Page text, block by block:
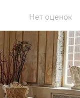
Нет оценок